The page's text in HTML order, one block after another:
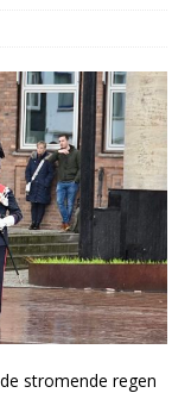
stromende regen